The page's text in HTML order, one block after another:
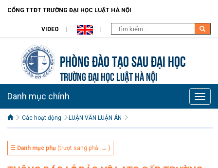
CỔNG TTĐT TRƯỜNG ĐẠI HỌC LUẬT HÀ NỘI
VIDEO
Phòng Đào tạo Sau đại học
TRƯỜNG ĐẠI HỌC LUẬT HÀ NỘI
Toggle
Danh mục chính
Các hoạt động LUẬN VĂN LUẬN ÁN
☰ Danh mục phụ (trượt sang phải → )